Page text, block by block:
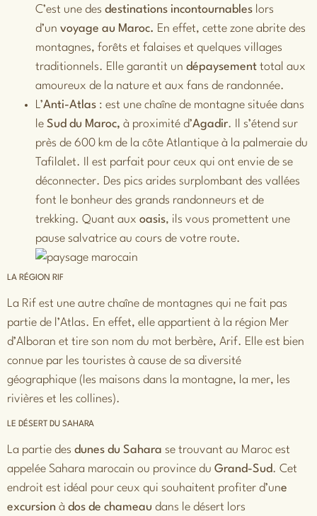
C’est une des destinations incontournables lors
d’un voyage au Maroc. En effet, cette zone abrite des
montagnes, forêts et falaises et quelques villages
traditionnels. Elle garantit un dépaysement total aux
amoureux de la nature et aux fans de randonnée.
L’Anti-Atlas : est une chaîne de montagne située dans
le Sud du Maroc, à proximité d’Agadir. Il s’étend sur
près de 600 km de la côte Atlantique à la palmeraie du
Tafilalet. Il est parfait pour ceux qui ont envie de se
déconnecter. Des pics arides surplombant des vallées
font le bonheur des grands randonneurs et de
trekking. Quant aux oasis, ils vous promettent une
pause salvatrice au cours de votre route.
LA RÉGION RIF
La Rif est une autre chaîne de montagnes qui ne fait pas
partie de l’Atlas. En effet, elle appartient à la région Mer
d’Alboran et tire son nom du mot berbère, Arif. Elle est bien
connue par les touristes à cause de sa diversité
géographique (les maisons dans la montagne, la mer, les
rivières et les collines).
LE DÉSERT DU SAHARA
La partie des dunes du Sahara se trouvant au Maroc est
appelée Sahara marocain ou province du Grand-Sud. Cet
endroit est idéal pour ceux qui souhaitent profiter d’une
excursion à dos de chameau dans le désert lors